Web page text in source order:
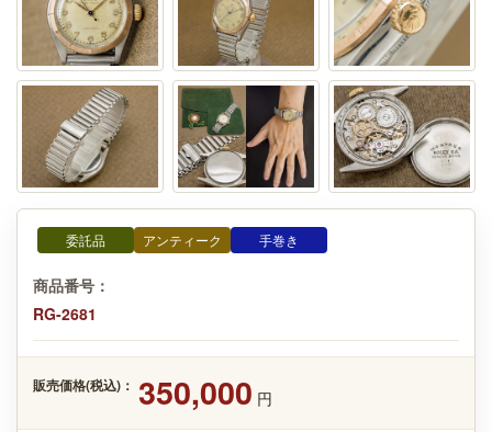
委託品 アンティーク 手巻き
商品番号：
RG-2681
販売価格(税込)： 350,000 円